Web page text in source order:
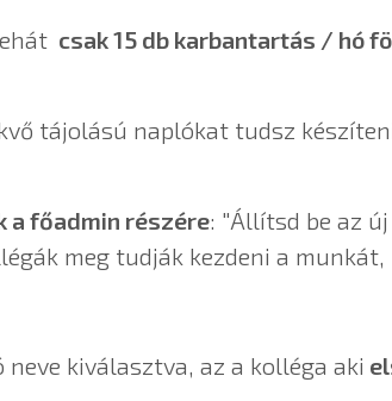
csak 15 db karbantartás / hó
tájolású naplókat tudsz
főadmin részére: "Állítsd be az
meg tudják kezdeni a munkát,
kiválasztva, az a kolléga aki